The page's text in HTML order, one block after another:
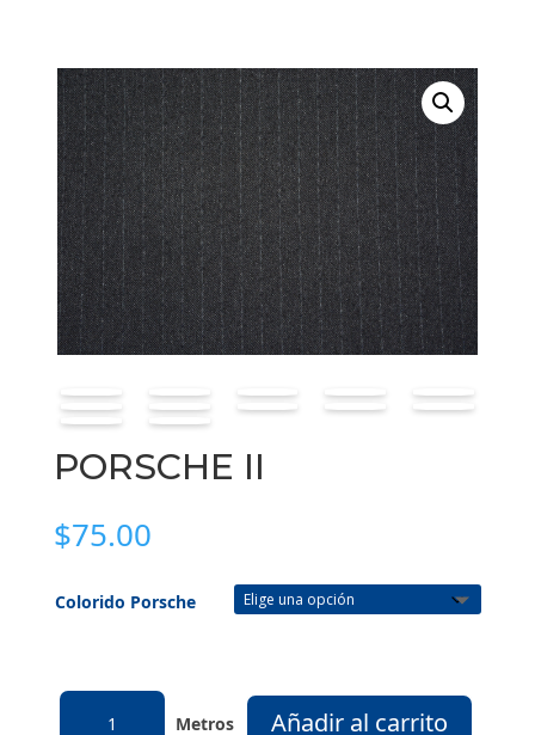
PORSCHE II
$75.00
Colorido Porsche
PORSCHE
Añadir al carrito